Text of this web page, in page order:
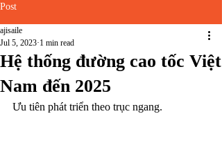
Post
Hệ thống đường cao tốc Việt
Nam đến 2025
ajisaile
Jul 5, 2023 1 min read
Ưu tiên phát triển theo trục ngang.